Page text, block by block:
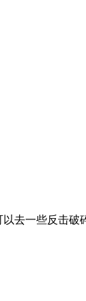
去一些反击